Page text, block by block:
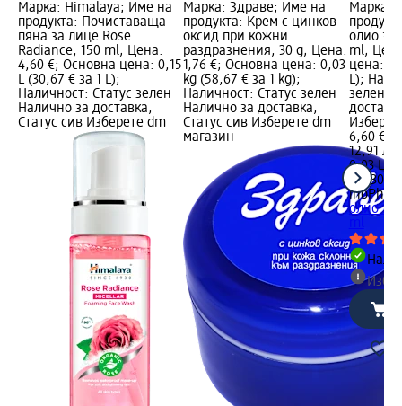
Марка: Himalaya; Име на
продукта: Почиставаща
пяна за лице Rose
Radiance, 150 ml; Цена:
4,60 €; Основна цена: 0,15
L (30,67 € за 1 L);
Наличност: Статус зелен
Налично за доставка,
Статус сив Изберете dm
Марка: Здраве; Име на
продукта: Крем с цинков
оксид при кожни
раздразнения, 30 g; Цена:
1,76 €; Основна цена: 0,03
kg (58,67 € за 1 kg);
Наличност: Статус зелен
Налично за доставка,
Статус сив Изберете dm
магазин
Марка:
олио за
ml;
цена:
L);
зелен
6,60 €
12,91 лв.
0,03 L
L
олио за
ml